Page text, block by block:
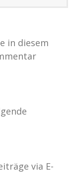
in diesem
via E-